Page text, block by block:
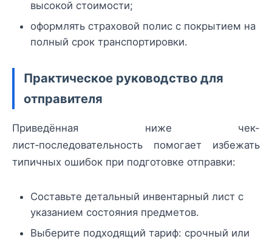
высокой стоимости;
оформлять страховой полис с покрытием на
полный срок транспортировки.
Практическое руководство для
отправителя
Приведённая ниже чек-
лист‑последовательность помогает избежать
типичных ошибок при подготовке отправки:
Составьте детальный инвентарный лист с
указанием состояния предметов.
Выберите подходящий тариф: срочный или